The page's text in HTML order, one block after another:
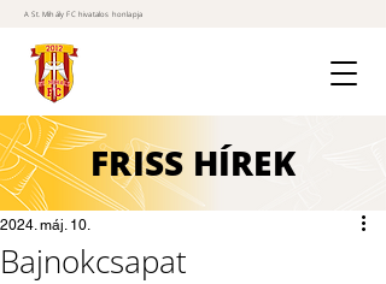
A St. Mihály FC hivatalos honlapja
FRISS HÍREK
Bajnokcsapat
2024. máj. 10.